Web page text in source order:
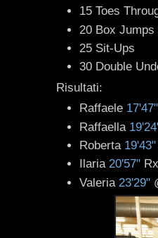
15 Toes
20 Box
25 Sit-Ups
30 Double
Risultati:
Raffaele 17'47"
Raffaella
Roberta 19'43"
Ilaria 20'57"
Valeria 23'29"